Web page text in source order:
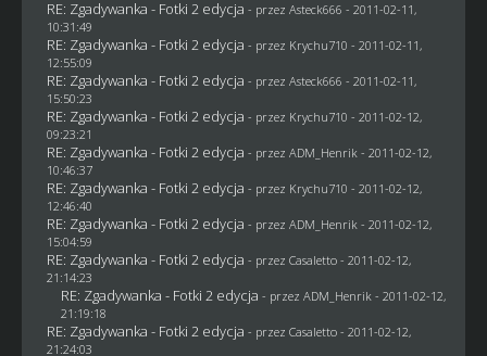
RE: Zgadywanka - Fotki 2 edycja - przez Asteck666 - 2011-02-11,
10:31:49
RE: Zgadywanka - Fotki 2 edycja - przez Krychu710 - 2011-02-11,
12:55:09
RE: Zgadywanka - Fotki 2 edycja - przez Asteck666 - 2011-02-11,
15:50:23
RE: Zgadywanka - Fotki 2 edycja - przez Krychu710 - 2011-02-12,
09:23:21
RE: Zgadywanka - Fotki 2 edycja - przez ADM_Henrik - 2011-02-12,
10:46:37
RE: Zgadywanka - Fotki 2 edycja - przez Krychu710 - 2011-02-12,
12:46:40
RE: Zgadywanka - Fotki 2 edycja - przez ADM_Henrik - 2011-02-12,
15:04:59
RE: Zgadywanka - Fotki 2 edycja - przez Casaletto- 2011-02-12,
21:14:23
RE: Zgadywanka - Fotki 2 edycja - przez ADM_Henrik - 2011-02-12,
21:19:18
RE: Zgadywanka - Fotki 2 edycja - przez Casaletto- 2011-02-12,
21:24:03